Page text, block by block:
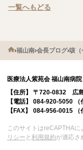
一覧へもどる
›福山南›会長ブログ›咳（
医療法人紫苑会 福山南病院
【住所】
〒720-0832 広島
【電話】
084-920-5050 （
【FAX】
084-956-0015 （
このサイトはreCAPTHA
リシー と 利用規約が適応さ